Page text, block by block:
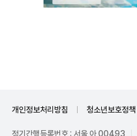
개인정보처리방침 청소년보호정책
정기간행등록번호 : 서울 아 00493